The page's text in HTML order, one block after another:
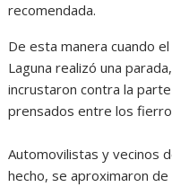
recomendada.
De esta manera cuando
Laguna realizó una
incrustaron contra la
prensados entre los
Automovilistas y vecinos
hecho, se aproximaron